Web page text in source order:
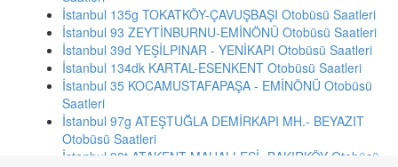
İstanbul 135g TOKATKÖY-ÇAVUŞBAŞI Otobüsü Saatleri
İstanbul 93 ZEYTİNBURNU-EMİNÖNÜ Otobüsü Saatleri
İstanbul 39d YEŞİLPINAR - YENİKAPI Otobüsü Saatleri
İstanbul 134dk KARTAL-ESENKENT Otobüsü Saatleri
İstanbul 35 KOCAMUSTAFAPAŞA - EMİNÖNÜ Otobüsü
Saatleri
İstanbul 97g ATEŞTUĞLA DEMİRKAPI MH.- BEYAZIT
Otobüsü Saatleri
İstanbul 98t ATAKENT MAHALLESİ- BAKIRKÖY Otobüsü